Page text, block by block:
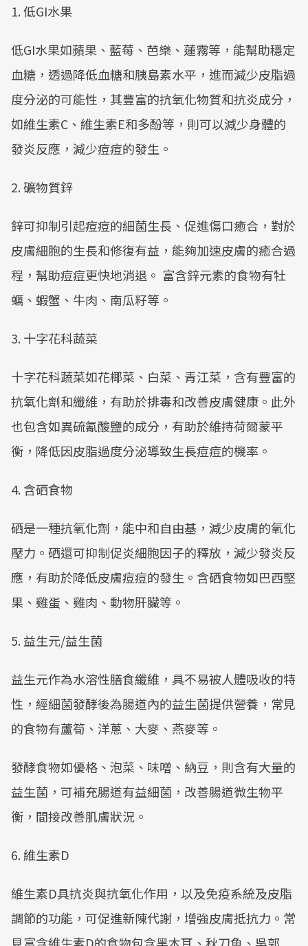
1. 低GI水果
低GI水果如蘋果、藍莓、芭樂、蓮霧等，能幫助穩定
血糖，透過降低血糖和胰島素水平，進而減少皮脂過
度分泌的可能性，其豐富的抗氧化物質和抗炎成分，
如維生素C、維生素E和多酚等，則可以減少身體的
發炎反應，減少痘痘的發生。
2. 礦物質鋅
鋅可抑制引起痘痘的細菌生長、促進傷口癒合，對於
皮膚細胞的生長和修復有益，能夠加速皮膚的癒合過
程，幫助痘痘更快地消退。 富含鋅元素的食物有牡
蠣、蝦蟹、牛肉、南瓜籽等。
3. 十字花科蔬菜
十字花科蔬菜如花椰菜、白菜、青江菜，含有豐富的
抗氧化劑和纖維，有助於排毒和改善皮膚健康。此外
也包含如異硫氰酸鹽的成分，有助於維持荷爾蒙平
衡，降低因皮脂過度分泌導致生長痘痘的機率。
4. 含硒食物
硒是一種抗氧化劑，能中和自由基，減少皮膚的氧化
壓力。硒還可抑制促炎細胞因子的釋放，減少發炎反
應，有助於降低皮膚痘痘的發生。含硒食物如巴西堅
果、雞蛋、雞肉、動物肝臟等。
5. 益生元/益生菌
益生元作為水溶性膳食纖維，具不易被人體吸收的特
性，經細菌發酵後為腸道內的益生菌提供營養，常見
的食物有蘆筍、洋蔥、大麥、燕麥等。
發酵食物如優格、泡菜、味噌、納豆，則含有大量的
益生菌，可補充腸道有益細菌，改善腸道微生物平
衡，間接改善肌膚狀況。
6. 維生素D
維生素D具抗炎與抗氧化作用，以及免疫系統及皮脂
調節的功能，可促進新陳代謝，增強皮膚抵抗力。常